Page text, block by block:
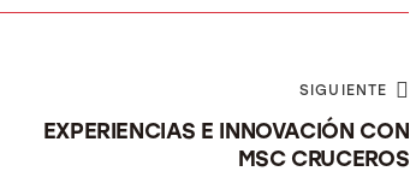
SIGUIENTE
EXPERIENCIAS E INNOVACIÓN CON
MSC CRUCEROS